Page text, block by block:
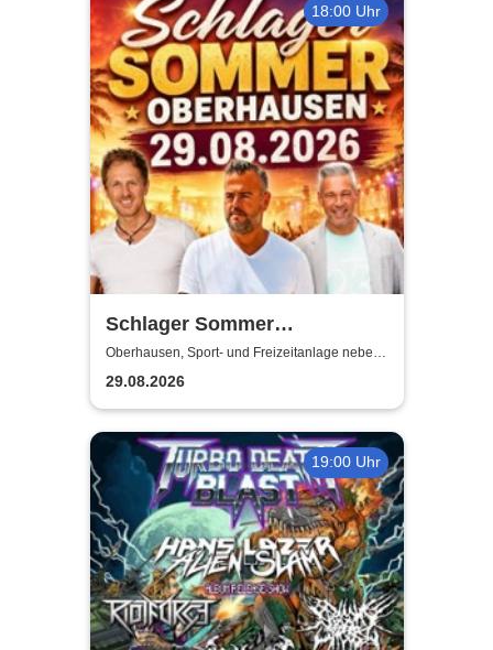
18:00 Uhr
Schlager Sommer
Oberhausen 2026 | Sport- und
Freizeitanlage neben dem
Stadion Niederrhein
Oberhausen, Sport- und Freizeitanlage neben
dem Stadion Niederrhein
29.08.2026
19:00 Uhr